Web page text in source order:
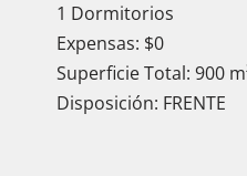
1 Dormitorios
Expensas: $0
Superficie Total: 900
Disposición: FRENTE